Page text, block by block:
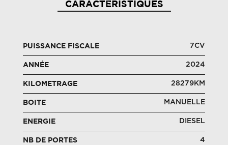
CARACTÉRISTIQUES
PUISSANCE FISCALE 7CV
ANNÉE 2024
KILOMETRAGE 28279KM
BOITE MANUELLE
ENERGIE DIESEL
NB DE PORTES 4